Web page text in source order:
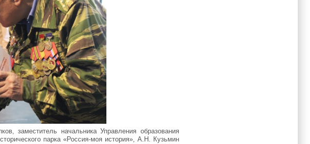
заместитель начальника Управления образования
парка «Россия-моя история», А.Н. Кузьмин